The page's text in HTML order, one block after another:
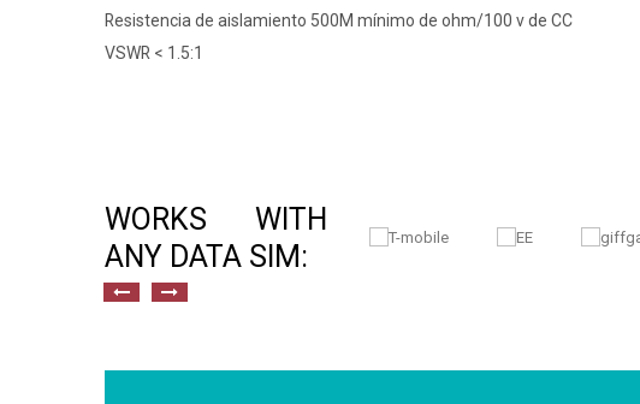
Resistencia de aislamiento 500M mínimo de ohm/100 v de CC
VSWR < 1.5:1
WORKS WITH
ANY DATA SIM: